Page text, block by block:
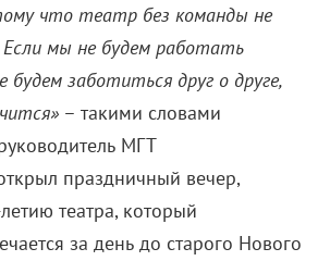
что театр без команды не
мы не будем работать
будем заботиться друг о друге,
– такими словами
МГТ
праздничный вечер,
театра, который
за день до старого Нового